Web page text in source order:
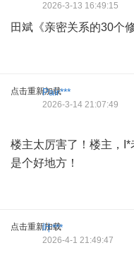
2026-3-13 16:49:15
田斌《亲密关系的30个
点击重新加载
Pair***
2026-3-14 21:07:49
楼主太厉害了！楼主，
是个好地方！
点击重新加载
叶***
2026-4-1 21:49:47